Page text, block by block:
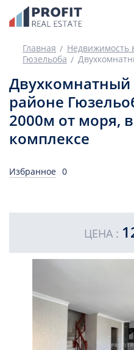
Главная Недвижимость
Гюзельоба
Двухкомнатный
районе
2000м от моря,
комплексе
Избранное 0
ЦЕНА :